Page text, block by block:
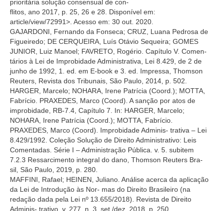
prioritária solução consensual de con-
flitos, ano 2017, p. 25, 26 e 28. Disponível em:
article/view/72991>. Acesso em: 30 out. 2020.
GAJARDONI, Fernando da Fonseca; CRUZ, Luana Pedrosa de
Figueiredo; DE CERQUEIRA, Luís Otávio Sequeira; GOMES
JUNIOR, Luiz Manoel; FAVRETO, Rogério. Capítulo V. Comen-
tários à Lei de Improbidade Administrativa, Lei 8.429, de 2 de
junho de 1992, 1. ed. em E-book e 3. ed. Impressa, Thomson
Reuters, Revista dos Tribunais, São Paulo, 2014, p. 502.
HARGER, Marcelo; NOHARA, Irene Patrícia (Coord.); MOTTA,
Fabrício. PRAXEDES, Marco (Coord). A sanção por atos de
improbidade, RB-7.4, Capítulo 7. In: HARGER, Marcelo;
NOHARA, Irene Patrícia (Coord.); MOTTA, Fabrício.
PRAXEDES, Marco (Coord). Improbidade Adminis- trativa – Lei
8.429/1992. Coleção Solução de Direito Administrativo: Leis
Comentadas. Série I – Administração Pública. v. 5. subitem
7.2.3 Ressarcimento integral do dano, Thomson Reuters Bra-
sil, São Paulo, 2019, p. 280.
MAFFINI, Rafael; HEINEN, Juliano. Análise acerca da aplicação
da Lei de Introdução às Nor- mas do Direito Brasileiro (na
redação dada pela Lei nº 13.655/2018). Revista de Direito
Adminis- trativo, v. 277, n. 3, set./dez. 2018, p. 250.